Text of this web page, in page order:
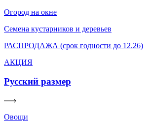
Огород на окне
Семена кустарников и деревьев
РАСПРОДАЖА (срок годности до 12.26)
АКЦИЯ
Русский размер
Овощи